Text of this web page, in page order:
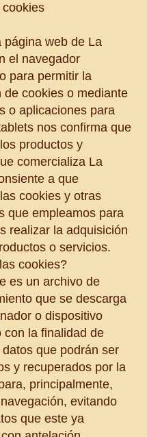
página web de La
el navegador
para permitir la
de cookies o mediante
o aplicaciones para
nos confirma que
productos y
comercializa La
a que
cookies y otras
que empleamos para
realizar la adquisición
o servicios.
cookies?
es un archivo de
que se descarga
o dispositivo
con la finalidad de
que podrán ser
y recuperados por la
principalmente,
evitando
que este ya